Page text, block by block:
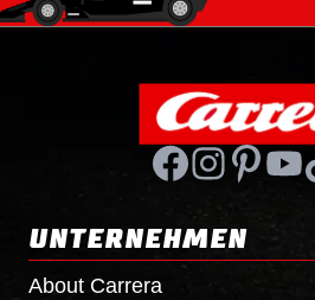
UNTERNEHMEN
About Carrera